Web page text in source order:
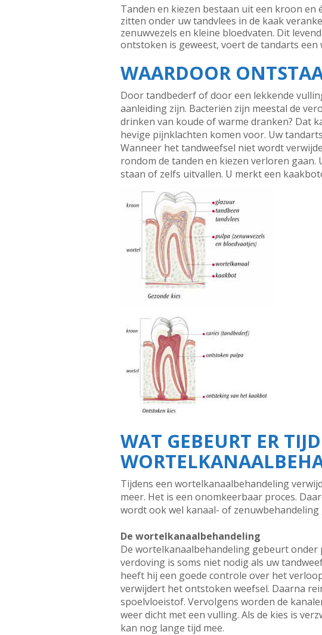
Tanden en kiezen bestaan uit een kroon en
zitten onder uw tandvlees in de kaak
zenuwvezels en kleine bloedvaten. Dit
ontstoken is geweest, voert de tandarts
WAARDOOR
Door tandbederf of door een lekkende
aanleiding zijn. Bacteriën zijn meestal de
drinken van koude of warme dranken? Dat
hevige pijnklachten komen voor. Uw
Wanneer het tandweefsel niet wordt
rondom de tanden en kiezen verloren
staan of zelfs uitvallen. U merkt een
WAT GEBEURT ER
Tijdens een wortelkanaalbehandeling
meer. Het is een onomkeerbaar proces.
wordt ook wel kanaal- of zenuwbehandeling
De wortelkanaalbehandeling
De wortelkanaalbehandeling gebeurt onder
verdoving is soms niet nodig als uw
heeft hij een goede controle over het
verwijdert het ontstoken weefsel. Daarna
spoelvloeistof. Vervolgens worden de
weer dicht met een vulling. Als de kies is
kan nog lange tijd mee.